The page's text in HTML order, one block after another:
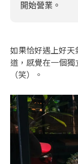
開始營業。
如果恰好遇上好
道，感覺在一個
（笑）。